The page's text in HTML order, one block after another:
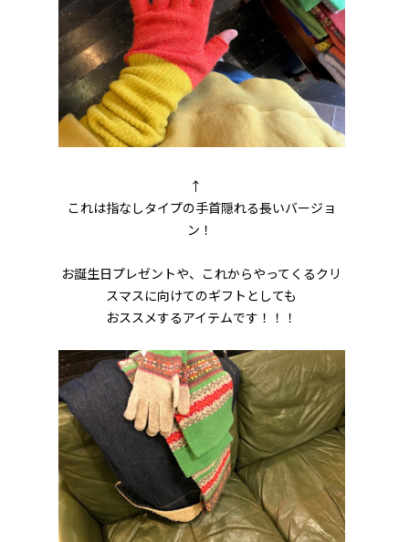
↑
これは指なしタイプの手首隠れる長いバージョ
ン！
お誕生日プレゼントや、これからやってくるクリ
スマスに向けてのギフトとしても
おススメするアイテムです！！！